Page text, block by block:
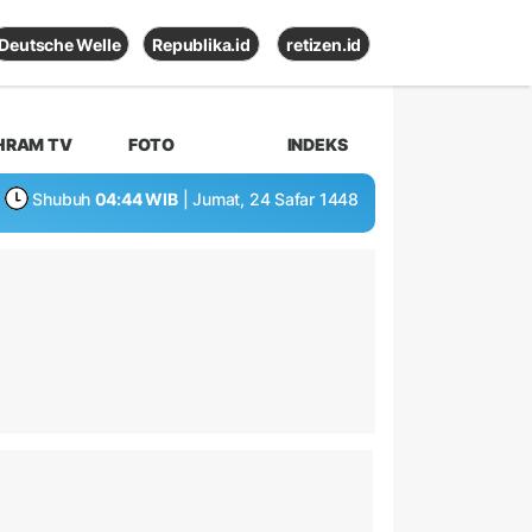
Deutsche Welle Republika.id retizen.id
TV FOTO INDEKS
Shubuh 04:44 WIB | Jumat, 24 Safar 1448